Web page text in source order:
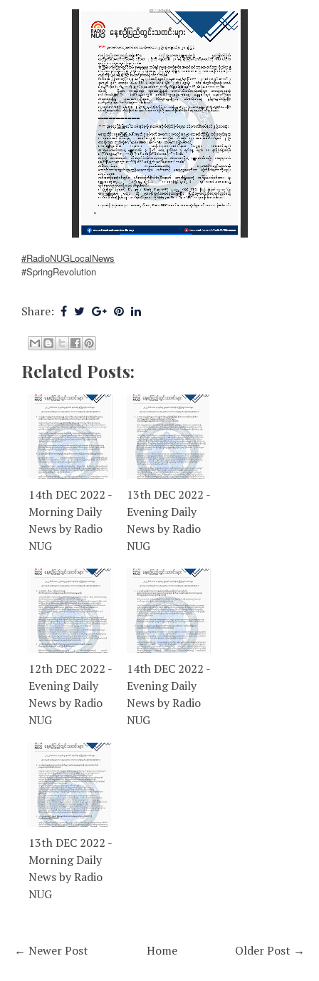
#RadioNUGLocalNews
#SpringRevolution
Share:
Related Posts:
14th DEC 2022 -
Morning Daily
News by Radio
NUG
13th DEC 2022 -
Evening Daily
News by Radio
NUG
12th DEC 2022 -
Evening Daily
News by Radio
NUG
14th DEC 2022 -
Evening Daily
News by Radio
NUG
13th DEC 2022 -
Morning Daily
News by Radio
NUG
← Newer Post Older Post →
Home